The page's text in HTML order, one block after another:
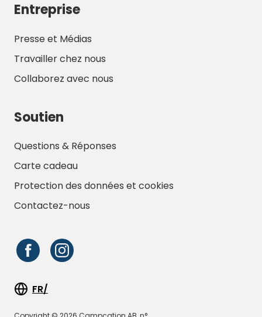
Entreprise
Presse et Médias
Travailler chez nous
Collaborez avec nous
Soutien
Questions & Réponses
Carte cadeau
Protection des données et cookies
Contactez-nous
FR/